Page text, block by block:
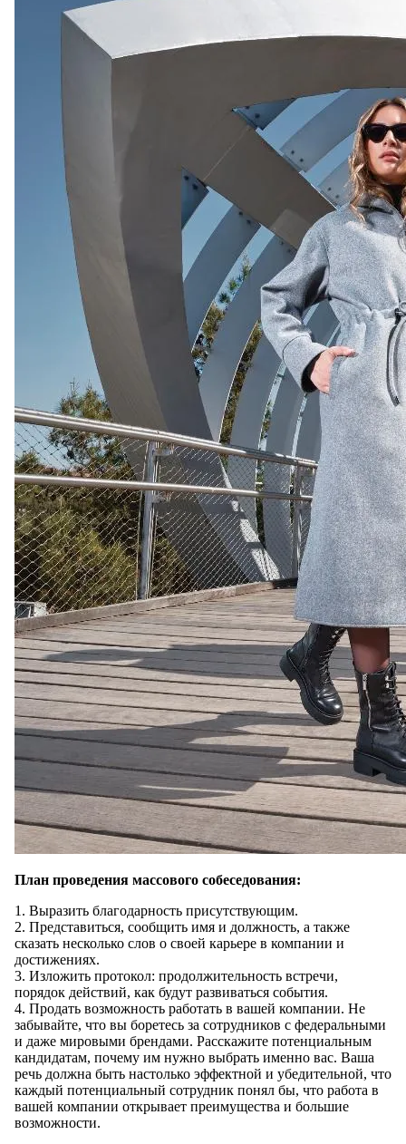
План проведения массового собеседования:
1. Выразить благодарность присутствующим.
2. Представиться, сообщить имя и должность, а также
сказать несколько слов о своей карьере в компании и
достижениях.
3. Изложить протокол: продолжительность встречи,
порядок действий, как будут развиваться события.
4. Продать возможность работать в вашей компании. Не
забывайте, что вы боретесь за сотрудников с федеральными
и даже мировыми брендами. Расскажите потенциальным
кандидатам, почему им нужно выбрать именно вас. Ваша
речь должна быть настолько эффектной и убедительной, что
каждый потенциальный сотрудник понял бы, что работа в
вашей компании открывает преимущества и большие
возможности.